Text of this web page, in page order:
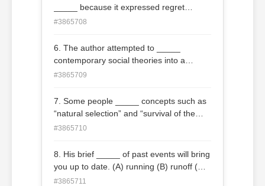
_____ because it expressed regret
without admitting responsibility or
auspicious (B) deleterious (C) insidious
(D) tenacious
#3865708
6. The author attempted to _____
contemporary social theories into a
framework developed under very different
shoehorn (C) reprimand (D) meddle
#3865709
7. Some people _____ concepts such as
“natural selection” and “survival of the
fittest” to rationalize the turbulent socio-
and urbanization. (A) appropriated (B)
accumulated (C) coagulated (D)
#3865710
8. His brief _____ of past events will bring
you up to date. (A) running (B) runoff (C)
runaway (D) rundown
#3865711